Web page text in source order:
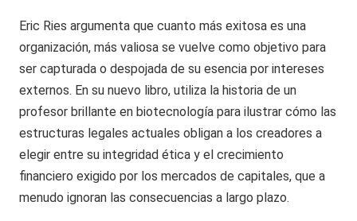
Eric Ries argumenta que cuanto más exitosa es una
organización, más valiosa se vuelve como objetivo para
ser capturada o despojada de su esencia por intereses
externos. En su nuevo libro, utiliza la historia de un
profesor brillante en biotecnología para ilustrar cómo las
estructuras legales actuales obligan a los creadores a
elegir entre su integridad ética y el crecimiento
financiero exigido por los mercados de capitales, que a
menudo ignoran las consecuencias a largo plazo.